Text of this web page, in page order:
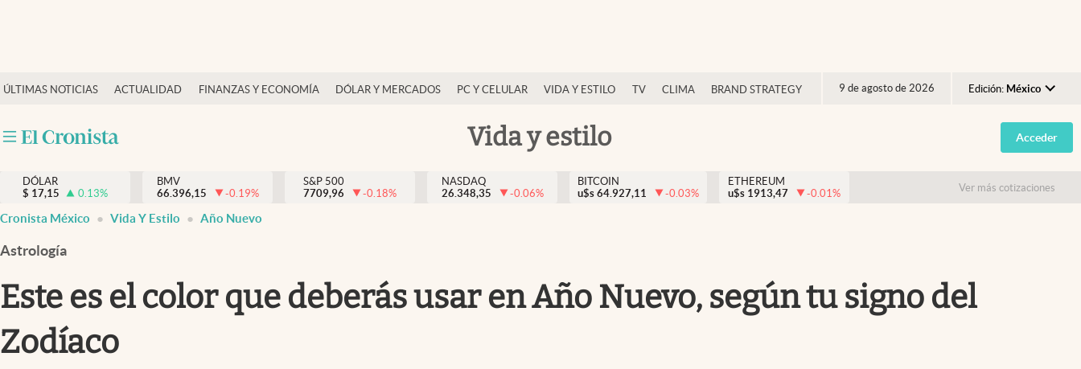
ÚLTIMAS NOTICIAS ACTUALIDAD FINANZAS Y ECONOMÍA DÓLAR Y MERCADOS PC Y CELULAR VIDA Y ESTILO TV CLIMA BRAND STRATEGY 9 de agosto de 2026 Edición: México
Argentina
España
USA
Vida y estilo
Actualidad
Internacionales
Opinión
Brand Strategy
Vida y estilo
Tv
Acceder
DÓLAR
$ 17,15 0.13%
BMV
66.396,15
-0.19%
S&P 500
7709,96
-0.18%
NASDAQ
26.348,35
-0.06%
BITCOIN
u$s 64.927,11 -0.03%
ETHEREUM
u$s 1913,47 -0.01% Ver más cotizaciones
Cronista México Vida Y Estilo Año Nuevo
Astrología
Este es el color que deberás usar en Año Nuevo, según tu signo del
Zodíaco